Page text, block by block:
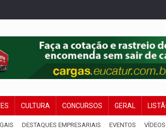
CULTURA CONCURSOS GERAL
DESTAQUES EMPRESARIAIS EVENTOS VÍDEOS